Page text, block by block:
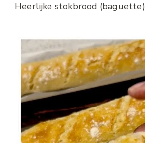
Heerlijke stokbrood (baguette)